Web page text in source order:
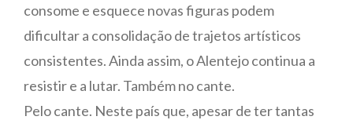
consome e esquece novas figuras podem
dificultar a consolidação de trajetos artísticos
consistentes. Ainda assim, o Alentejo continua a
resistir e a lutar. Também no cante.
Pelo cante. Neste país que, apesar de ter tantas